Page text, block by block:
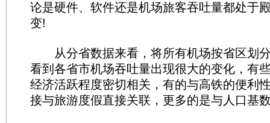
论是硬件、软件还是机场旅客吞吐量都处于
变!
从分省数据来看，将所有机场按省区划
看到各省市机场吞吐量出现很大的变化，有
经济活跃程度密切相关，有的与高铁的便利
接与旅游度假直接关联，更多的是与人口基